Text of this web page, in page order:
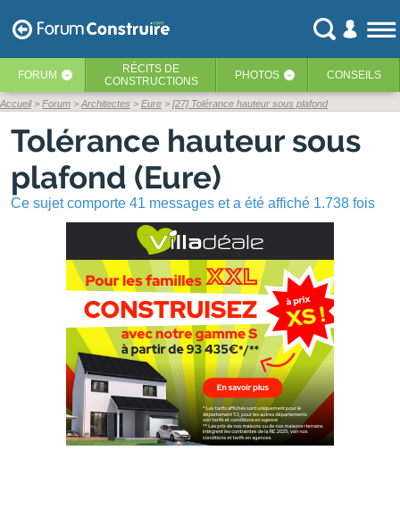
FORUM ‹ RÉCITS DE
CONSTRUCTIONS
PHOTOS ‹ CONSEILS
Accueil Forum Architectes Eure [27] Tolérance hauteur sous plafond
Tolérance hauteur sous
plafond (Eure)
Ce sujet comporte 41 messages et a été affiché 1.738 fois